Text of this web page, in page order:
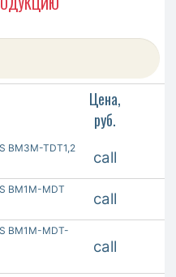
Цена,
руб.
BM3M-TDT1,2
call
BM1M-MDT
call
BM1M-MDT-
call